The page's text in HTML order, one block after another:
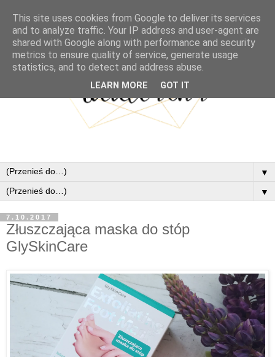
▼
▼
7.10.2017
Złuszczająca maska do stóp
GlySkinCare
This site uses cookies from Google to deliver its services
and to analyze traffic. Your IP address and user-agent are
shared with Google along with performance and security
metrics to ensure quality of service, generate usage
statistics, and to detect and address abuse.
LEARN MORE GOT IT